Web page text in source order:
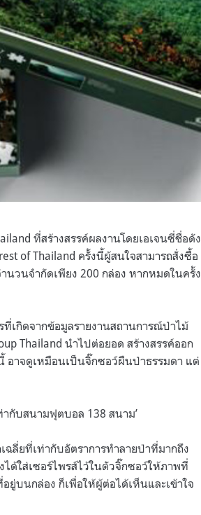
ที่สร้างสรรค์ผลงานโดยเอเจนซี่ชื่อดัง
of Thailand ครั้งนี้ผู้สนใจสามารถสั่งซื้อ
นวนจำกัดเพียง 200 กล่อง หากหมดในครั้ง
เกิดจากข้อมูลรายงานสถานการณ์ป่าไม้
Thailand นำไปต่อยอด สร้างสรรค์ออก
าจดูเหมือนเป็นจิ๊กซอว์ผืนป่าธรรมดา แต่
ากับสนามฟุตบอล 138 สนาม’
ฉลี่ยที่เท่ากับอัตราการทำลายป่าที่มากถึง
ได้ใส่เซอร์ไพรส์ไว้ในตัวจิ๊กซอว์ให้ภาพที่
บนกล่อง ก็เพื่อให้ผู้ต่อได้เห็นและเข้าใจ